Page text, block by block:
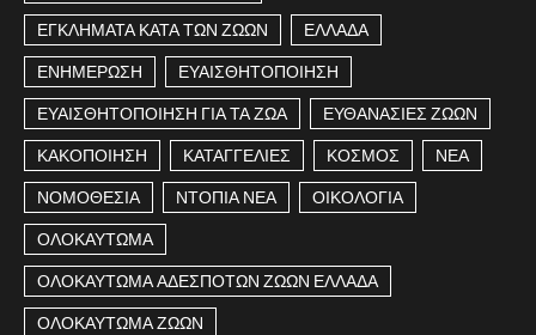
ΕΓΚΛΗΜΑΤΑ ΚΑΤΑ ΤΩΝ ΖΩΩΝ ΕΛΛΑΔΑ
ΕΝΗΜΕΡΩΣΗ ΕΥΑΙΣΘΗΤΟΠΟΙΗΣΗ
ΕΥΑΙΣΘΗΤΟΠΟΙΗΣΗ ΓΙΑ ΤΑ ΖΩΑ ΕΥΘΑΝΑΣΙΕΣ ΖΩΩΝ
ΚΑΚΟΠΟΙΗΣΗ ΚΑΤΑΓΓΕΛΙΕΣ ΚΟΣΜΟΣ ΝΕΑ
ΝΟΜΟΘΕΣΙΑ ΝΤΟΠΙΑ ΝΕΑ ΟΙΚΟΛΟΓΙΑ
ΟΛΟΚΑΥΤΩΜΑ
ΟΛΟΚΑΥΤΩΜΑ ΑΔΕΣΠΟΤΩΝ ΖΩΩΝ ΕΛΛΑΔΑ
ΟΛΟΚΑΥΤΩΜΑ ΖΩΩΝ